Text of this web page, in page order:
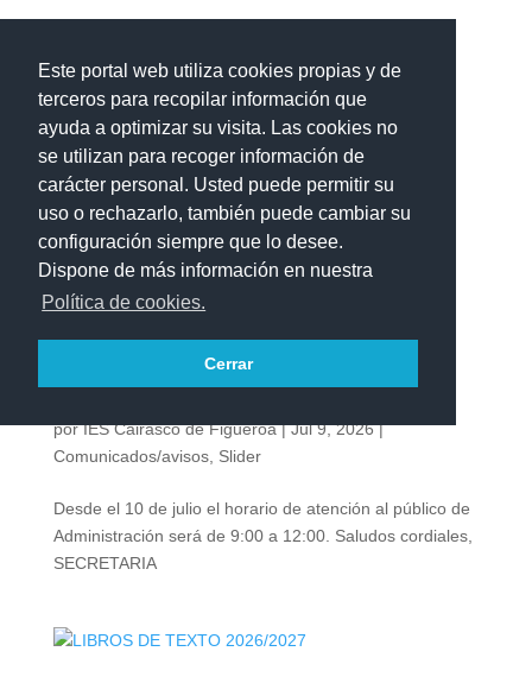
Este portal web utiliza cookies propias y de
terceros para recopilar información que
ayuda a optimizar su visita. Las cookies no
se utilizan para recoger información de
carácter personal. Usted puede permitir su
uso o rechazarlo, también puede cambiar su
configuración siempre que lo desee.
Dispone de más información en nuestra
Política de cookies.
Cerrar
porIES Cairasco de Figueroa|Jul 9, 2026|
Comunicados/avisos, Slider
Desde el 10 de julio el horario de atención al público de
Administración será de 9:00 a 12:00. Saludos cordiales,
SECRETARIA